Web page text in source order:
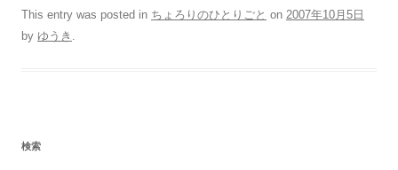
This entry was posted in ちょろりのひとりごと on 2007年10月5日
by ゆうき .
検索